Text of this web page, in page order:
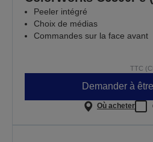
Peeler intégré
Choix de médias
Commandes sur la face avant
TTC
Demander à
Où acheter